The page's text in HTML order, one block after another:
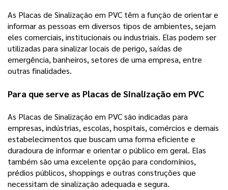
As Placas de Sinalização em PVC têm a função de orientar e
informar as pessoas em diversos tipos de ambientes, sejam
eles comerciais, institucionais ou industriais. Elas podem ser
utilizadas para sinalizar locais de perigo, saídas de
emergência, banheiros, setores de uma empresa, entre
outras finalidades.
Para que serve as Placas de Sinalização em PVC
As Placas de Sinalização em PVC são indicadas para
empresas, indústrias, escolas, hospitais, comércios e demais
estabelecimentos que buscam uma forma eficiente e
duradoura de informar e orientar o público em geral. Elas
também são uma excelente opção para condomínios,
prédios públicos, shoppings e outras construções que
necessitam de sinalização adequada e segura.